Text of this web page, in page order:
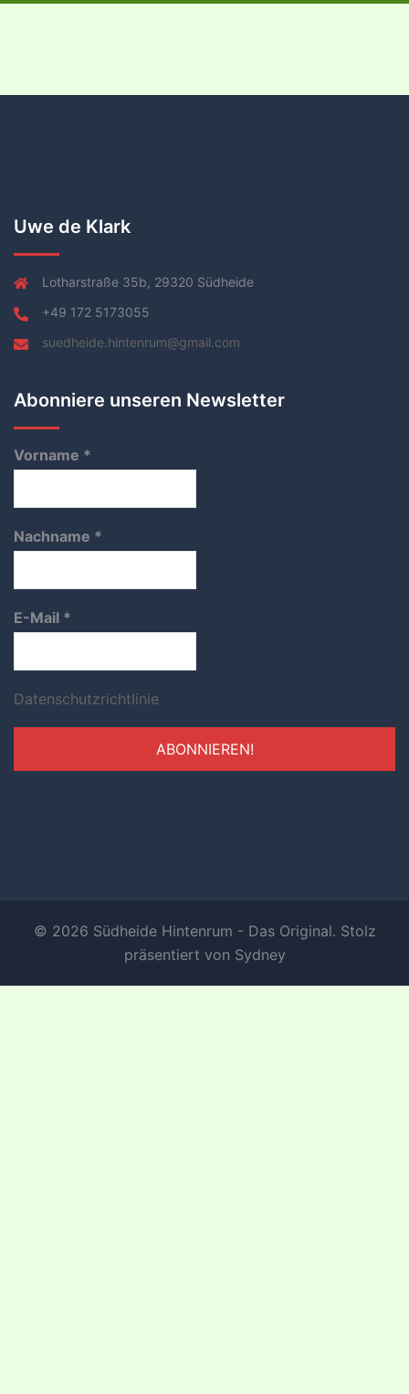
Uwe de Klark
Lotharstraße 35b, 29320 Südheide
+49 172 5173055
suedheide.hintenrum@gmail.com
Abonniere unseren Newsletter
Vorname *
Nachname *
E-Mail *
Datenschutzrichtlinie
© 2026 Südheide Hintenrum - Das Original. Stolz
präsentiert von Sydney